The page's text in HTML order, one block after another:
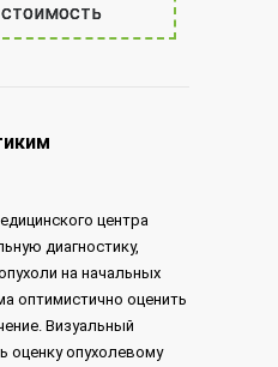
центра
диагностику,
на начальных
оптимистично оценить
Визуальный
оценку опухолевому